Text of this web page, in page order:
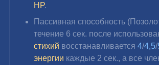
HP.
Пассивная способность
течение 6 сек. после
стихий восстанавливается 4/4,5/
энергии каждые 2 сек., а все